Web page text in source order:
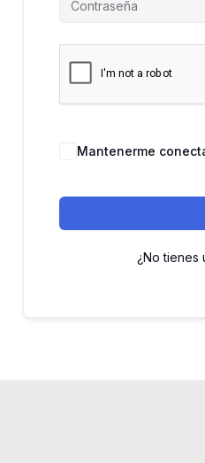
Mantenerme
¿No tienes